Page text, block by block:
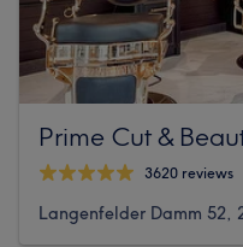
Prime Cut &
3620 reviews
Langenfelder Damm 52,